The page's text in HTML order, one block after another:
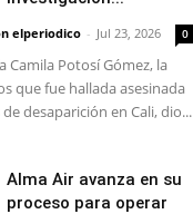
elperiodico - Jul 23, 2026 0
Camila Potosí Gómez, la
que fue hallada asesinada
desaparición en Cali, dio...
Alma Air avanza en su
proceso para operar